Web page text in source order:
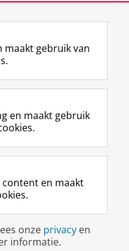
F
a
e
b
o
p
a
i
n
a
L
i
k
e
I
-
p
g
i
n
R
S
-
f
e
R
k
s
u
I
n
t
r
m
c
c
o
Y
o
T
e
k
a
a
maakt gebruik van
en maakt gebruik
en maakt
onze privacy en
informatie.